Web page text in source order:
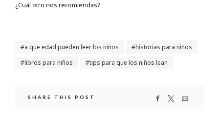
¿Cuál otro nos recomiendas?
a que edad pueden leer los niños
historias para niños
libros para niños
tips para que los niños lean
SHARE THIS POST